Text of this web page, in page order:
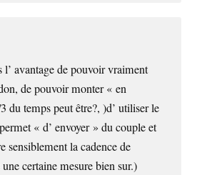
avantage de pouvoir vraiment
de pouvoir monter « en
du temps peut être?, )d’ utiliser le
« d’ envoyer » du couple et
sensiblement la cadence de
certaine mesure bien sur.)